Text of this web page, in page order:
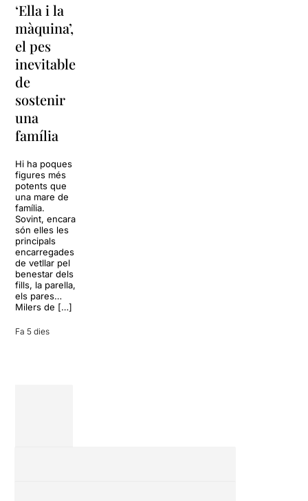
‘Ella i la
màquina’,
el pes
inevitable
de
sostenir
una
família
Hi ha poques
figures més
potents que
una mare de
família.
Sovint, encara
són elles les
principals
encarregades
de vetllar pel
benestar dels
fills, la parella,
els pares…
Milers de […]
Fa 5 dies